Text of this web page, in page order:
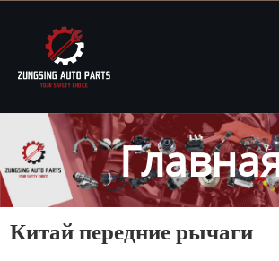
Продукция
Новости
О нас
Контакты
Китай передние рычаги